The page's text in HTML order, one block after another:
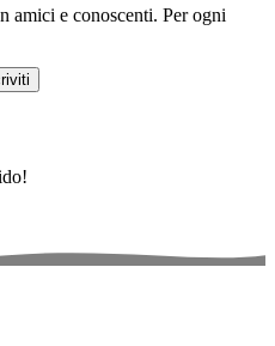
amici e conoscenti. Per ogni